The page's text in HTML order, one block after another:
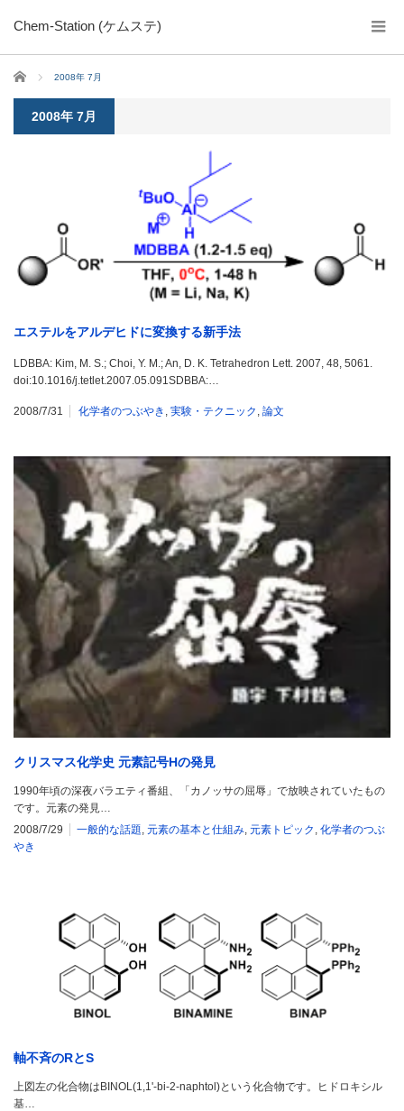
Chem-Station (ケムステ)
ホーム 2008年 7月
2008年 7月
エステルをアルデヒドに変換する新手法
LDBBA: Kim, M. S.; Choi, Y. M.; An, D. K. Tetrahedron Lett. 2007, 48, 5061.
doi:10.1016/j.tetlet.2007.05.091SDBBA:…
2008/7/31 化学者のつぶやき , 実験・テクニック , 論文
クリスマス化学史 元素記号Hの発見
1990年頃の深夜バラエティ番組、「カノッサの屈辱」で放映されていたもの
です。元素の発見…
2008/7/29
一般的な話題, 元素の基本と仕組み, 元素トピック , 化学者のつぶ
やき
軸不斉のRとS
上図左の化合物はBINOL(1,1'-bi-2-naphtol)という化合物です。ヒドロキシル
基…